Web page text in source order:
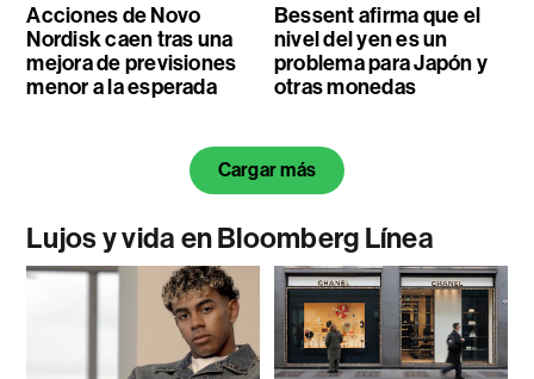
Acciones de Novo
Nordisk caen tras una
mejora de previsiones
menor a la esperada
Bessent afirma que el
nivel del yen es un
problema para Japón y
otras monedas
Cargar más
Lujos y vida en Bloomberg Línea